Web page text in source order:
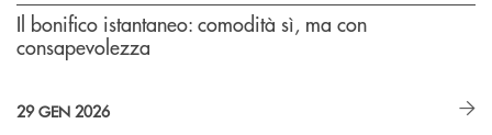
Il bonifico istantaneo: comodità sì, ma con
consapevolezza
29 GEN 2026